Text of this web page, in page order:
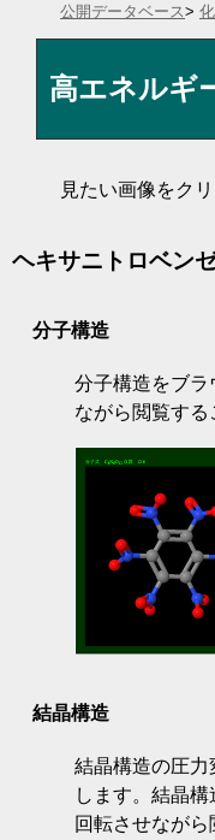
公開データベース>
高エネルギ
見たい画像をク
ヘキサニトロベン
分子構造
分子構造をブ
ながら閲覧する
結晶構造
結晶構造の圧
します。結晶
回転させながら